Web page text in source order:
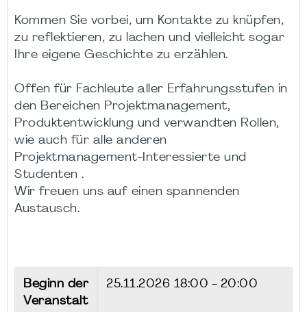
Kommen Sie vorbei, um Kontakte zu knüpfen,
zu reflektieren, zu lachen und vielleicht sogar
Ihre eigene Geschichte zu erzählen.
Offen für Fachleute aller Erfahrungsstufen in
den Bereichen Projektmanagement,
Produktentwicklung und verwandten Rollen,
wie auch für alle anderen
Projektmanagement-Interessierte und
Studenten .
Wir freuen uns auf einen spannenden
Austausch.
Beginn der
Veranstalt
25.11.2026 18:00 - 20:00